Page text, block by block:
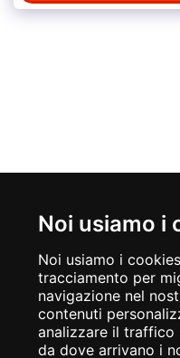
Noi usiamo i
Noi usiamo i
tracciamento per
navigazione nel
contenuti
analizzare il traffico
da dove arrivano i